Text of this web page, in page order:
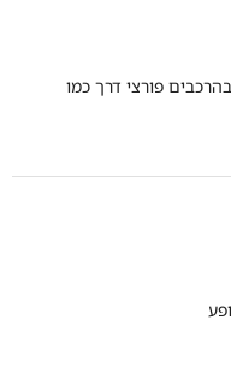
פורצי דרך כמו